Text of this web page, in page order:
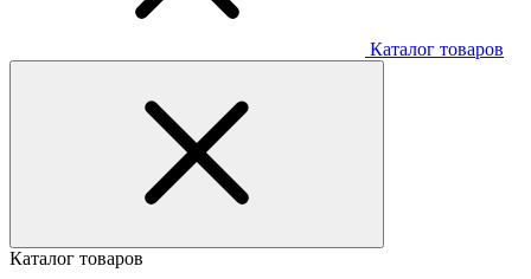
Каталог товаров
Каталог товаров